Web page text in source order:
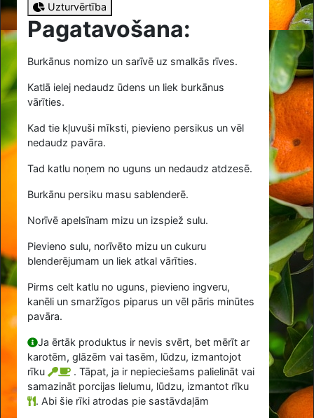
Uzturvērtība
Pagatavošana:
Burkānus nomizo un sarīvē uz smalkās rīves.
Katlā ielej nedaudz ūdens un liek burkānus
vārīties.
Kad tie kļuvuši mīksti, pievieno persikus un vēl
nedaudz pavāra.
Tad katlu noņem no uguns un nedaudz atdzesē.
Burkānu persiku masu sablenderē.
Norīvē apelsīnam mizu un izspiež sulu.
Pievieno sulu, norīvēto mizu un cukuru
blenderējumam un liek atkal vārīties.
Pirms celt katlu no uguns, pievieno ingveru,
kanēli un smaržīgos piparus un vēl pāris minūtes
pavāra.
Ja ērtāk produktus ir nevis svērt, bet mērīt ar
karotēm, glāzēm vai tasēm, lūdzu, izmantojot
rīku
. Tāpat, ja ir nepieciešams palielināt vai
samazināt porcijas lielumu, lūdzu, izmantot rīku
. Abi šie rīki atrodas pie sastāvdaļām